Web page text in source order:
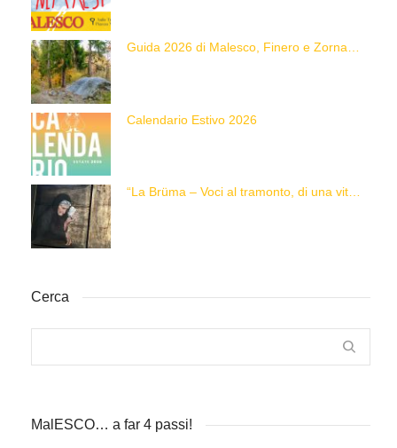
Calendario Estivo 2026
“La Brüma – Voci al tramonto, di una vita e di un’epoca”
Cerca
MalESCO… a far 4 passi!